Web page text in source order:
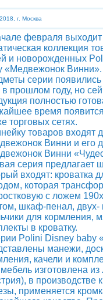
г. Москва
февраля
коллекция
и новорожденных
«Медвежонок
серии
прошлом году, но
полностью
время
торговых сетях.
товаров входят
Винни и его
Винни
серия предлагает
входят: кроватка
которая
с ложем
шкаф-пенал,
для кормления,
в кроватку.
Polini Disney baby
манежи,
качели и
изготовлена
в производстве
применяется